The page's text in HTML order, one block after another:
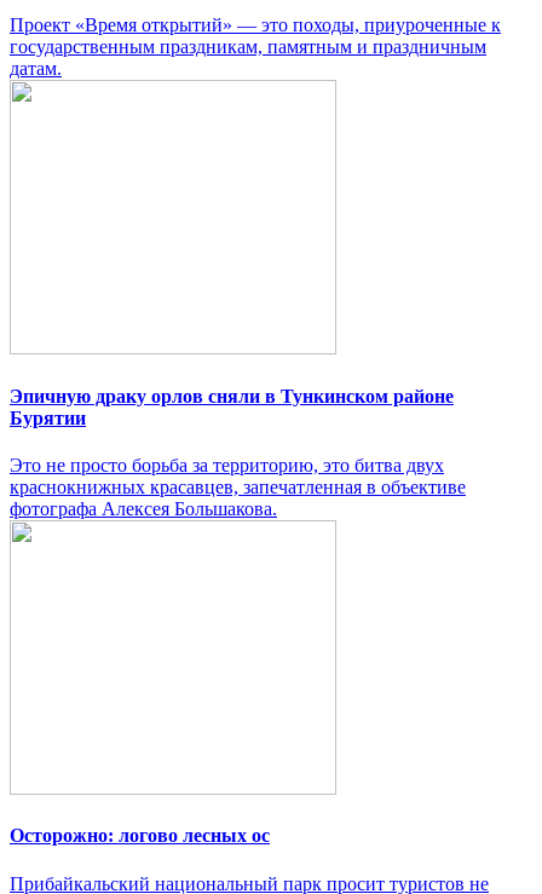
Проект «Время открытий» — это походы, приуроченные к
государственным праздникам, памятным и праздничным
датам.
Эпичную драку орлов сняли в Тункинском районе
Бурятии
Это не просто борьба за территорию, это битва двух
краснокнижных красавцев, запечатленная в объективе
фотографа Алексея Большакова.
Осторожно: логово лесных ос
Прибайкальский национальный парк просит туристов не